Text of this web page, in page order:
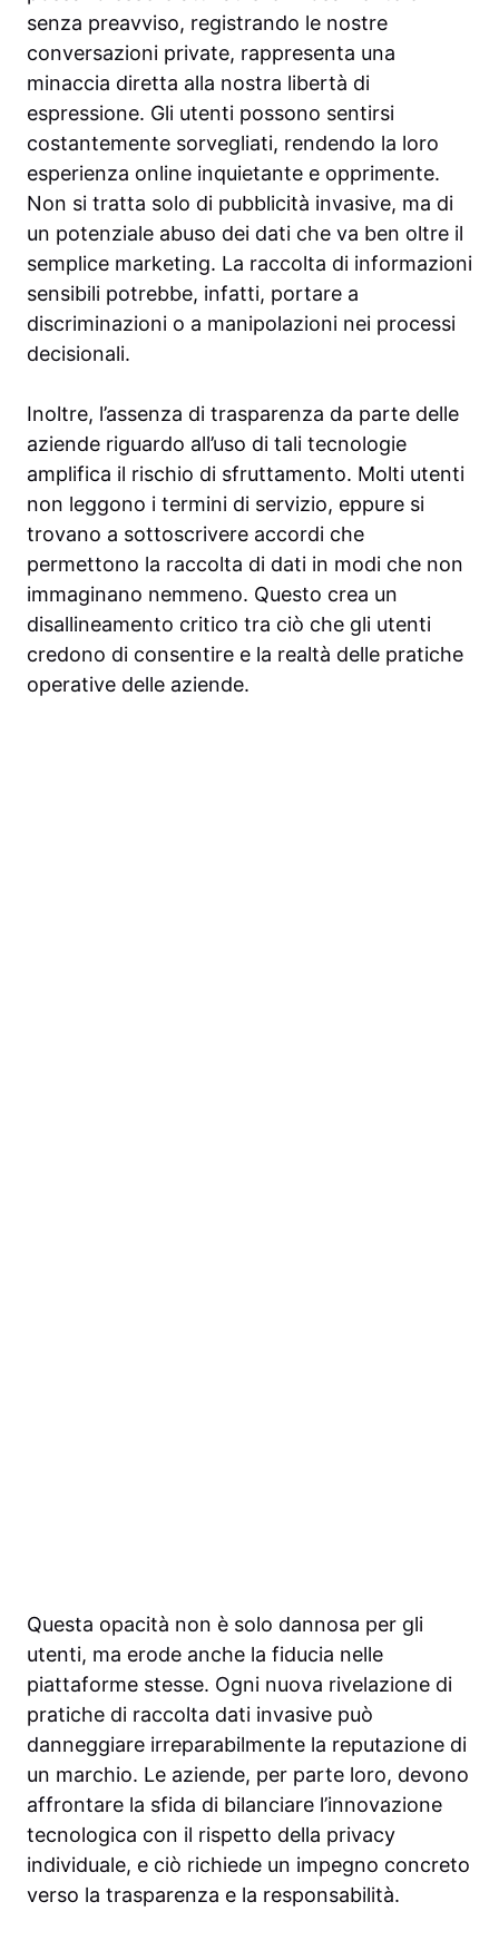
senza preavviso, registrando le nostre
conversazioni private, rappresenta una
minaccia diretta alla nostra libertà di
espressione. Gli utenti possono sentirsi
costantemente sorvegliati, rendendo la loro
esperienza online inquietante e opprimente.
Non si tratta solo di pubblicità invasive, ma di
un potenziale abuso dei dati che va ben oltre il
semplice marketing. La raccolta di informazioni
sensibili potrebbe, infatti, portare a
discriminazioni o a manipolazioni nei processi
decisionali.
Inoltre, l’assenza di trasparenza da parte delle
aziende riguardo all’uso di tali tecnologie
amplifica il rischio di sfruttamento. Molti utenti
non leggono i termini di servizio, eppure si
trovano a sottoscrivere accordi che
permettono la raccolta di dati in modi che non
immaginano nemmeno. Questo crea un
disallineamento critico tra ciò che gli utenti
credono di consentire e la realtà delle pratiche
operative delle aziende.
Questa opacità non è solo dannosa per gli
utenti, ma erode anche la fiducia nelle
piattaforme stesse. Ogni nuova rivelazione di
pratiche di raccolta dati invasive può
danneggiare irreparabilmente la reputazione di
un marchio. Le aziende, per parte loro, devono
affrontare la sfida di bilanciare l’innovazione
tecnologica con il rispetto della privacy
individuale, e ciò richiede un impegno concreto
verso la trasparenza e la responsabilità.